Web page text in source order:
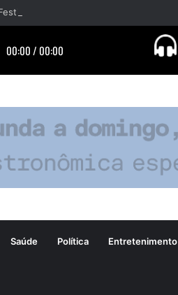
Saúde Política Entretenimento